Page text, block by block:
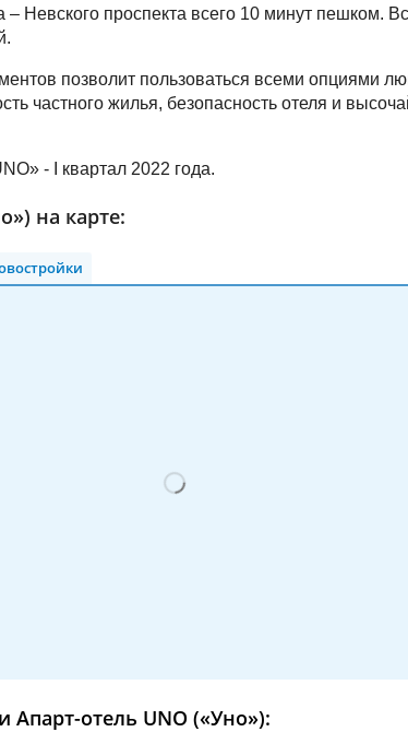
– Невского проспекта всего 10 минут пешком.
позволит пользоваться всеми опциями
частного жилья, безопасность отеля и
- I квартал 2022 года.
на карте:
Апарт-отель UNO («Уно»):